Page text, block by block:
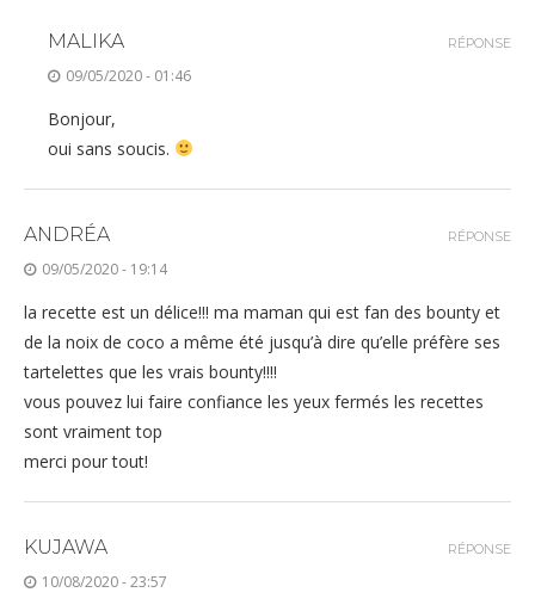
MALIKA
09/05/2020 - 01:46
Bonjour,
oui sans soucis.
RÉPONSE
ANDRÉA
09/05/2020 - 19:14
la recette est un délice!!! ma maman qui est fan des bounty et
de la noix de coco a même été jusqu’à dire qu’elle préfère ses
tartelettes que les vrais bounty!!!!
vous pouvez lui faire confiance les yeux fermés les recettes
sont vraiment top
merci pour tout!
RÉPONSE
KUJAWA
10/08/2020 - 23:57
RÉPONSE